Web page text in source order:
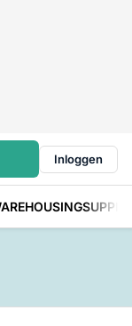
Inloggen